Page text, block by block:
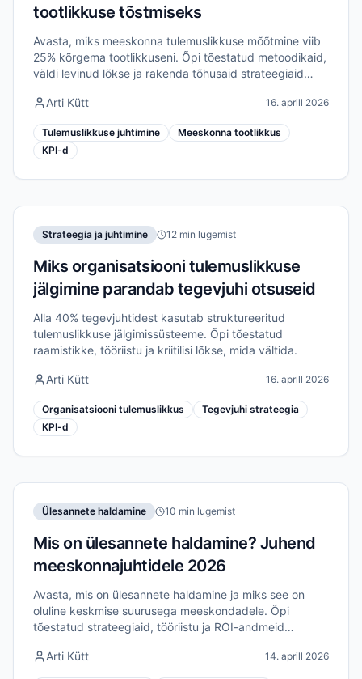
tootlikkuse tõstmiseks
Avasta, miks meeskonna tulemuslikkuse mõõtmine viib
25% kõrgema tootlikkuseni. Õpi tõestatud metoodikaid,
väldi levinud lõkse ja rakenda tõhusaid strateegiaid
Arti Kütt
16. aprill 2026
Tulemuslikkuse juhtimine
Meeskonna tootlikkus
KPI-d
Strateegia ja juhtimine 12 min lugemist
Miks organisatsiooni tulemuslikkuse
jälgimine parandab tegevjuhi otsuseid
Alla 40% tegevjuhtidest kasutab struktureeritud
tulemuslikkuse jälgimissüsteeme. Õpi tõestatud
raamistikke, tööriistu ja kriitilisi lõkse, mida vältida.
Arti Kütt 16. aprill 2026
Organisatsiooni tulemuslikkus
Tegevjuhi strateegia
KPI-d
Ülesannete haldamine 10 min lugemist
Mis on ülesannete haldamine? Juhend
meeskonnajuhtidele 2026
Avasta, mis on ülesannete haldamine ja miks see on
oluline keskmise suurusega meeskondadele. Õpi
tõestatud strateegiaid, tööriistu ja ROI-andmeid
Arti Kütt
14. aprill 2026